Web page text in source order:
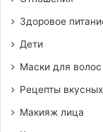
прорыв
Здоровое
Дети
Маски для волос
Рецепты
Макияж лица